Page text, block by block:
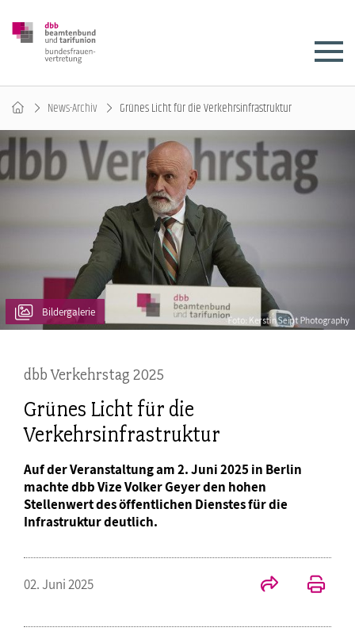
News-Archiv Grünes Licht für die Verkehrsinfrastruktur
Bildergalerie
dbb Verkehrstag 2025
Grünes Licht für die
Verkehrsinfrastruktur
Auf der Veranstaltung am 2. Juni 2025 in Berlin
machte dbb Vize Volker Geyer den hohen
Stellenwert des öffentlichen Dienstes für die
Infrastruktur deutlich.
02. Juni 2025